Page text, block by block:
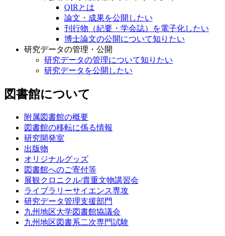
QIRとは
論文・成果を公開したい
刊行物（紀要・学会誌）を電子化したい
博士論文の公開について知りたい
研究データの管理・公開
研究データの管理について知りたい
研究データを公開したい
図書館について
附属図書館の概要
図書館の移転に係る情報
研究開発室
出版物
オリジナルグッズ
図書館へのご寄付等
展観クロニクル/貴重文物講習会
ライブラリーサイエンス専攻
研究データ管理支援部門
九州地区大学図書館協議会
九州地区図書系二次専門試験